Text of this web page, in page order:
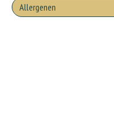
Allergenen